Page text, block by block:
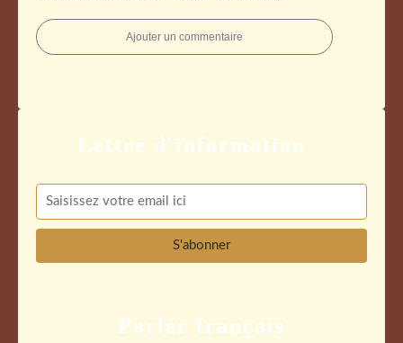
Ajouter un commentaire
Parler français